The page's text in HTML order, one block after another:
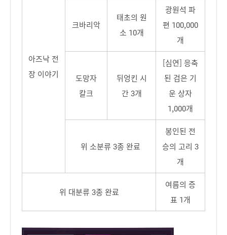
아즈낙 전
장 이야기
크바리악
태초의 원
소 10개
광원석 파
편 100,000
개
도망자
칼크
뒤엉킨 시
간 3개
[심연] 응축
된 검은 기
운 상자
1,000개
위 소분류 3종 완료
봉인된 전
승의 고리 3
개
위 대분류 3종 완료
여름의 증
표 1개